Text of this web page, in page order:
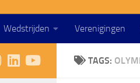
Wedstrijden Verenigingen
TAGS: